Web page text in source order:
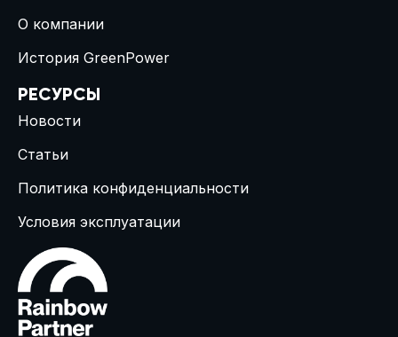
О компании
История GreenPower
РЕСУРСЫ
Новости
Статьи
Политика конфиденциальности
Условия эксплуатации